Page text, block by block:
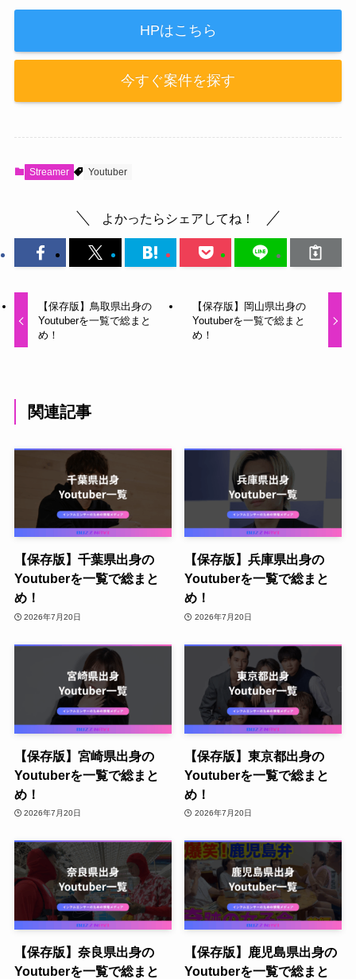
HPはこちら
今すぐ案件を探す
Streamer Youtuber
よかったらシェアしてね！
【保存版】鳥取県出身の
Youtuberを一覧で総まと
め！
【保存版】岡山県出身の
Youtuberを一覧で総まと
め！
関連記事
【保存版】千葉県出身の
Youtuberを一覧で総まと
め！
2026年7月20日
【保存版】兵庫県出身の
Youtuberを一覧で総まと
め！
2026年7月20日
【保存版】宮崎県出身の
Youtuberを一覧で総まと
め！
2026年7月20日
【保存版】東京都出身の
Youtuberを一覧で総まと
め！
2026年7月20日
【保存版】奈良県出身の
Youtuberを一覧で総まと
【保存版】鹿児島県出身の
Youtuberを一覧で総まと